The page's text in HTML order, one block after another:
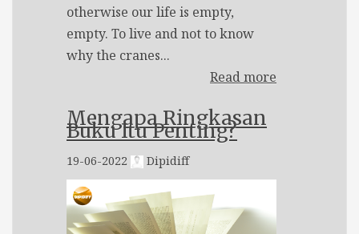
otherwise our life is empty,
empty. To live and not to know
why the cranes...
Read more
Mengapa Ringkasan
Buku Itu Penting?
19-06-2022 Dipidiff